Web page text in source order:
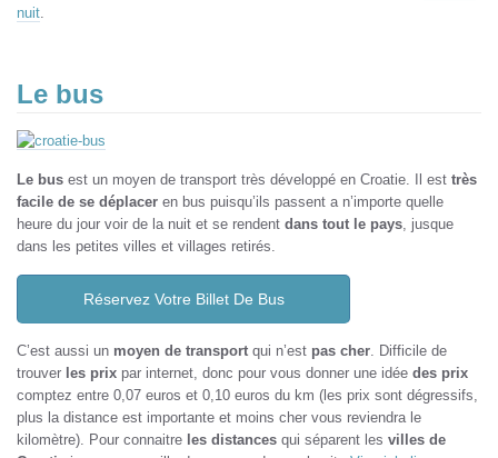
nuit
Le bus
Le bus est un moyen de transport très développé en Croatie. Il est très
facile de se déplacer en bus puisqu’ils passent a n’importe quelle
heure du jour voir de la nuit et se rendent dans tout le pays, jusque
dans les petites villes et villages retirés.
Réservez Votre Billet De Bus
C’est aussi un moyen de transport qui n’est pas cher. Difficile de
trouver les prix par internet, donc pour vous donner une idée des prix
comptez entre 0,07 euros et 0,10 euros du km (les prix sont dégressifs,
plus la distance est importante et moins cher vous reviendra le
kilomètre). Pour connaitre les distances qui séparent les villes de